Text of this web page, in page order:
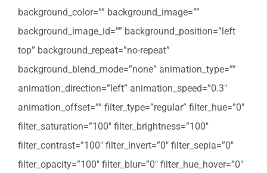
background_color=”” background_image=””
background_image_id=”” background_position=”left
top” background_repeat=”no-repeat”
background_blend_mode=”none” animation_type=””
animation_direction=”left” animation_speed=”0.3″
animation_offset=”” filter_type=”regular” filter_hue=”0″
filter_saturation=”100″ filter_brightness=”100″
filter_contrast=”100″ filter_invert=”0″ filter_sepia=”0″
filter_opacity=”100″ filter_blur=”0″ filter_hue_hover=”0″